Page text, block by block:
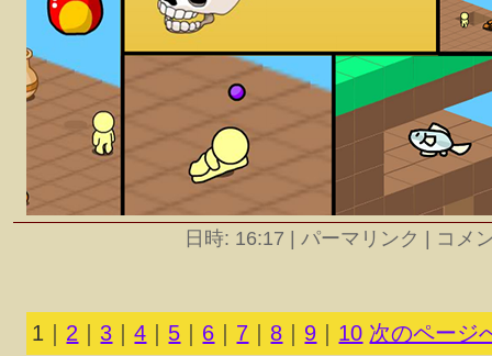
日時: 16:17 | パーマリンク | コメ
1 2 3 ｜4 5 6 7 8 9 10 次のページ